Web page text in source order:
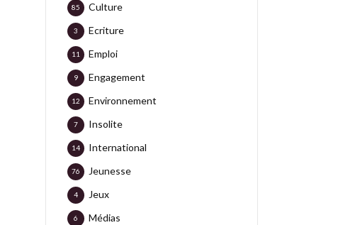
Culture
85
Ecriture
3
Emploi
11
Engagement
9
Environnement
12
Insolite
7
International
14
Jeunesse
76
Jeux
4
Médias
6